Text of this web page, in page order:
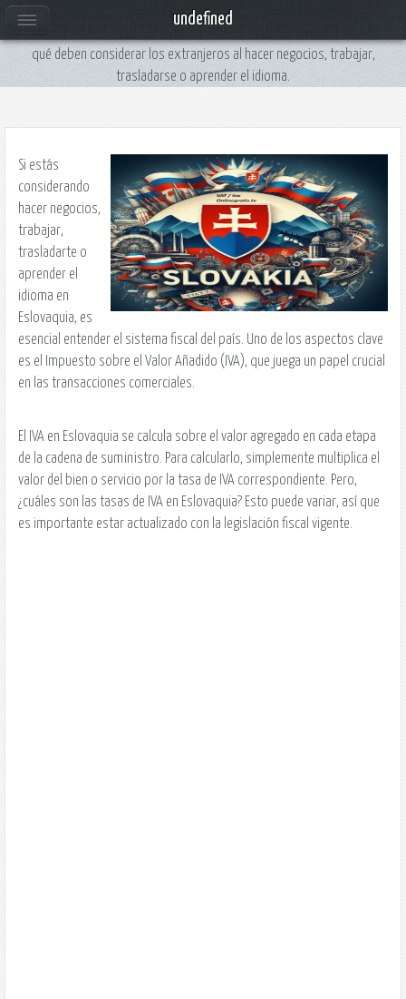
Calcular IVA en Eslovaquia: Una Guía Completa
qué deben considerar los extranjeros al hacer negocios, trabajar,
trasladarse o aprender el idioma.
Si estás
considerando
hacer negocios,
trabajar,
trasladarte o
aprender el
idioma en
Eslovaquia, es
esencial entender el sistema fiscal del país. Uno de los aspectos clave
es el Impuesto sobre el Valor Añadido (IVA), que juega un papel crucial
en las transacciones comerciales.
El IVA en Eslovaquia se calcula sobre el valor agregado en cada etapa
de la cadena de suministro. Para calcularlo, simplemente multiplica el
valor del bien o servicio por la tasa de IVA correspondiente. Pero,
¿cuáles son las tasas de IVA en Eslovaquia? Esto puede variar, así que
es importante estar actualizado con la legislación fiscal vigente.
undefined